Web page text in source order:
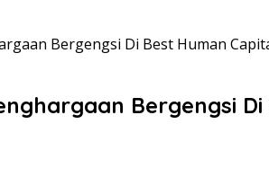
Bergengsi Di Best Human
Bergengsi